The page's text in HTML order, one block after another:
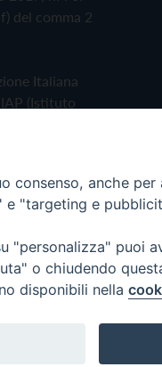
del comma 2
Italiana
(Istituto
consenso, anche
"targeting e
"personalizza" puoi
o chiudendo
disponibili nella